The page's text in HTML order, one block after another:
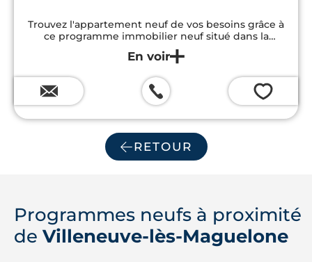
Trouvez l'appartement neuf de vos besoins grâce à
ce programme immobilier neuf situé dans la
commune de Villeneuve-Lès-Maguelone. Des
logements de 1 à 4 pièces sont proposés, tous
à une qualité de vie optimale, le tout en étant proche
des plages de la Méditerranée...
💗
RETOUR
Programmes neufs à proximité
de Villeneuve-lès-Maguelone